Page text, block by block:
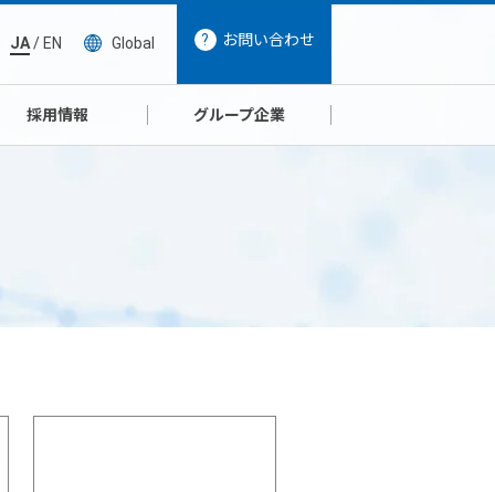
JA/ EN Global お問い合わせ
採用情報 グループ企業